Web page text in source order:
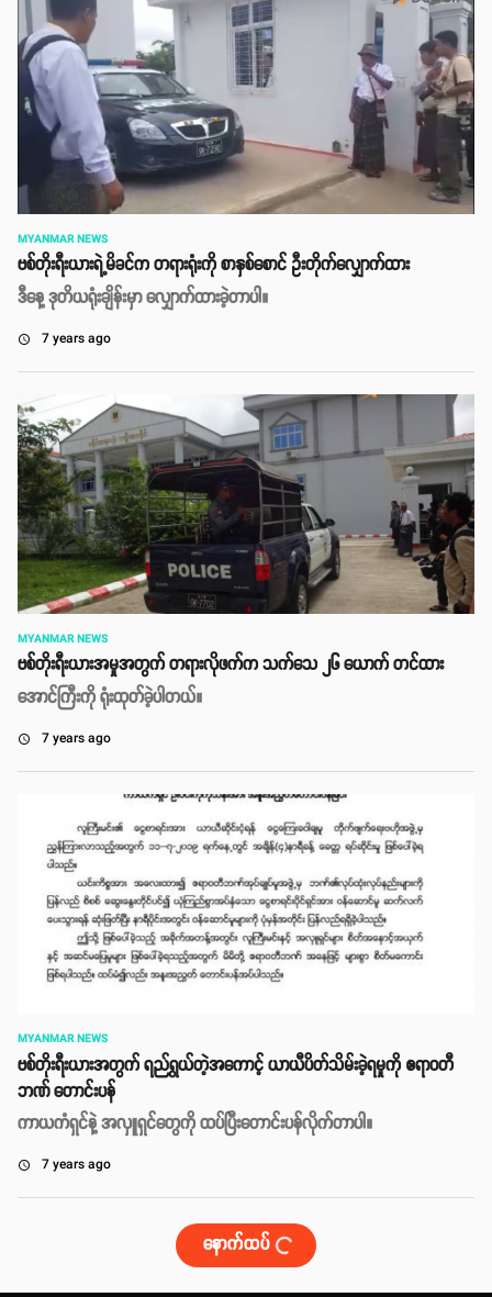
MYANMAR NEWS
ဗစ်တိုးရီးယားရဲ့မိခင်က တရားရုံးကို စာနှစ်စောင် ဦးတိုက်လျှောက်ထား
ဒီနေ့ ဒုတိယရုံးချိန်းမှာ လျှောက်ထားခဲ့တာပါ။
access_time 7 years ago
MYANMAR NEWS
ဗစ်တိုးရီးယားအမှုအတွက် တရားလိုဖက်က သက်သေ ၂၆ ယောက် တင်ထား
အောင်ကြီးကို ရုံးထုတ်ခဲ့ပါတယ်။
access_time 7 years ago
MYANMAR NEWS
ဗစ်တိုးရီးယားအတွက် ရည်ရွယ်တဲ့အကောင့် ယာယီပိတ်သိမ်းခဲ့ရမှုကို ဧရာဝတီ
ဘဏ် တောင်းပန်
ကာယကံရှင်နဲ့ အလှူရှင်တွေကို ထပ်ပြီးတောင်းပန်လိုက်တာပါ။
access_time 7 years ago
နောက်ထပ်